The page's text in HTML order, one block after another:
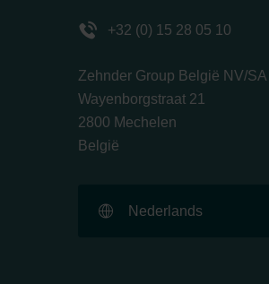
+32 (0) 15 28 05 10
Zehnder Group België NV/SA
Wayenborgstraat 21
2800 Mechelen
België
Nederlands